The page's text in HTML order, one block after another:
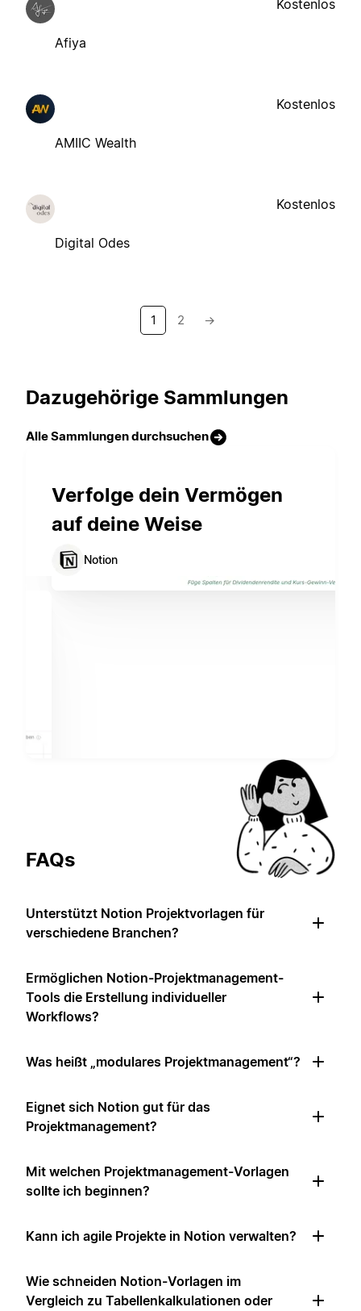
Afiya
Kostenlos
AMIIC Wealth
Kostenlos
Digital Odes
Kostenlos
1 2 →
Dazugehörige Sammlungen
Alle Sammlungen durchsuchen
Verfolge dein Vermögen
auf deine Weise
Notion
FAQs
Unterstützt Notion Projektvorlagen für
verschiedene Branchen?
Ermöglichen Notion-Projektmanagement-
Tools die Erstellung individueller
Workflows?
Was heißt „modulares Projektmanagement“?
Eignet sich Notion gut für das
Projektmanagement?
Mit welchen Projektmanagement-Vorlagen
sollte ich beginnen?
Kann ich agile Projekte in Notion verwalten?
Wie schneiden Notion-Vorlagen im
Vergleich zu Tabellenkalkulationen oder